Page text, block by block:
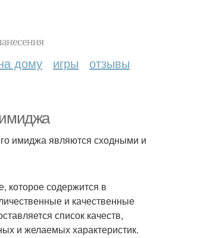
дому игры отзывы
имиджа являются сходными и
которое содержится в
и качественные
список качеств,
и желаемых характеристик.